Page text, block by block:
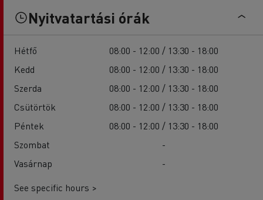
Nyitvatartási órák
Hétfő
08:00 - 12:00 / 13:30 - 18:00
Kedd
08:00 - 12:00 / 13:30 - 18:00
Szerda
08:00 - 12:00 / 13:30 - 18:00
Csütörtök
08:00 - 12:00 / 13:30 - 18:00
Péntek
08:00 - 12:00 / 13:30 - 18:00
Szombat
-
Vasárnap
-
See specific hours >